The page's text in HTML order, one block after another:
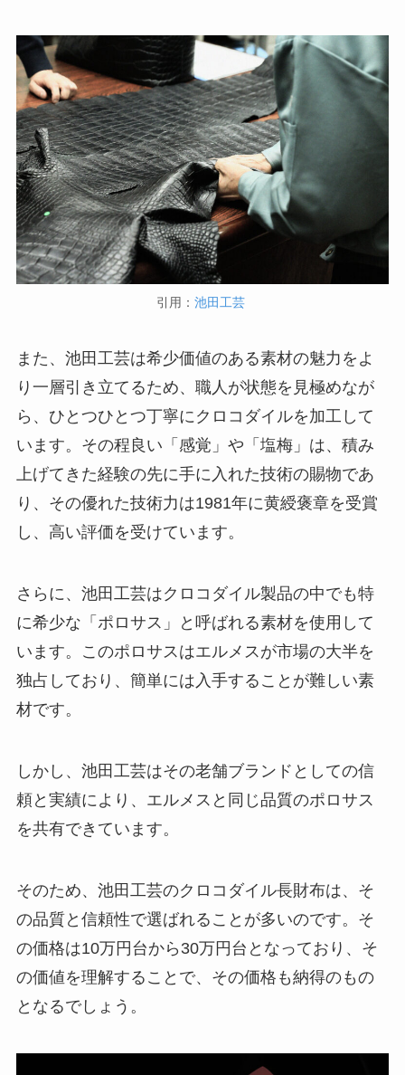
引用： 池田工芸
また、池田工芸は希少価値のある素材の魅力をよ
り一層引き立てるため、職人が状態を見極めなが
ら、ひとつひとつ丁寧にクロコダイルを加工して
います。その程良い「感覚」や「塩梅」は、積み
上げてきた経験の先に手に入れた技術の賜物であ
り、その優れた技術力は1981年に黄綬褒章を受賞
し、高い評価を受けています。
さらに、池田工芸はクロコダイル製品の中でも特
に希少な「ポロサス」と呼ばれる素材を使用して
います。このポロサスはエルメスが市場の大半を
独占しており、簡単には入手することが難しい素
材です。
しかし、池田工芸はその老舗ブランドとしての信
頼と実績により、エルメスと同じ品質のポロサス
を共有できています。
そのため、池田工芸のクロコダイル長財布は、そ
の品質と信頼性で選ばれることが多いのです。そ
の価格は10万円台から30万円台となっており、そ
の価値を理解することで、その価格も納得のもの
となるでしょう。